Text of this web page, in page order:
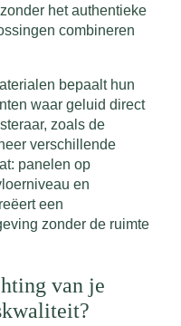
het authentieke
combineren
bepaalt hun
waar geluid direct
zoals de
verschillende
panelen op
en
een
zonder de ruimte
van je